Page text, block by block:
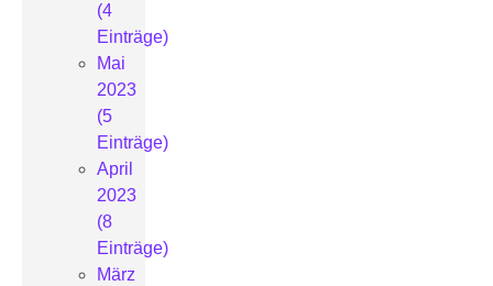
(4
Einträge)
Mai
2023
(5
Einträge)
April
2023
(8
Einträge)
März